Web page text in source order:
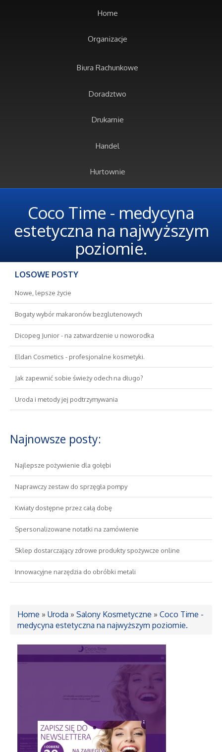
Home
Organizacje
Biura Rachunkowe
Doradztwo
Drukarnie
Handel
Hurtownie
Ubezpieczenia
Banki, Przelewy, Waluty, Kantory
Projektowanie
Remonty, Elektryk, Hydraulik
Materiały Budowlane
Nieruchomości
Drzwi i Okna
Domy, Mieszkania
Wykształcenie
Placówki Edukacyjne
Konferencje, Sale Szkoleniowe
Kursy i Szkolenia
Tłumaczenia
Sprzedaż Interntowa
Biżuteria
Coco Time - medycyna
estetyczna na najwyższym
poziomie.
LOSOWE POSTY
Nowe, lepsze życie
Bogaty wybór makaronów bezglutenowych
Dicopeg Junior - na zatwardzenie u noworodka
Eldan Cosmetics - profesjonalne kosmetyki.
Jak zapewnić sobie świeży odech na długo?
Uroda i metody jej podtrzymywania
Najnowsze posty:
Najlepsze pożywienie dla gołębi
Naprawczy zestaw do sprzęgła pompy
Kwiaty dostępne przez całą dobę
Spersonalizowane notatki na zamówienie
Sklep dostarczający zdrowe produkty spożywcze online
Innowacyjne narzędzia do obróbki metali
Home » Uroda » Salony Kosmetyczne » Coco Time -
medycyna estetyczna na najwyższym poziomie.